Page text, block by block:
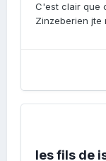
C'est clair que
Zinzeberien jte
les fils de